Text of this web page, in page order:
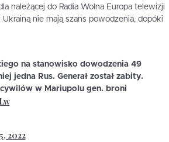
należącej do Radia Wolna Europa telewizji
nie mają szans powodzenia, dopóki
na stanowisko dowodzenia 49
jedna Rus. Generał został zabity.
w Mariupolu gen. broni
2022